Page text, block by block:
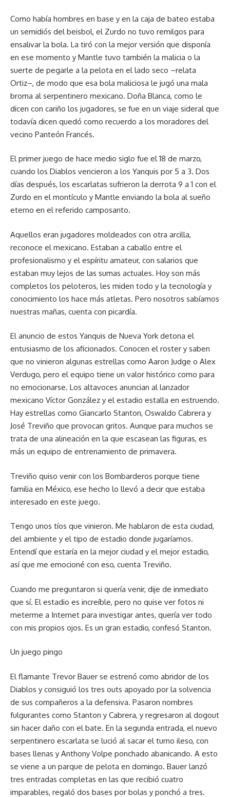
Como había hombres en base y en la caja de bateo estaba
un semidiós del beisbol, el Zurdo no tuvo remilgos para
ensalivar la bola. La tiró con la mejor versión que disponía
en ese momento y Mantle tuvo también la malicia o la
suerte de pegarle a la pelota en el lado seco –relata
Ortiz–, de modo que esa bola maliciosa le jugó una mala
broma al serpentinero mexicano. Doña Blanca, como le
dicen con cariño los jugadores, se fue en un viaje sideral que
todavía dicen quedó como recuerdo a los moradores del
vecino Panteón Francés.
El primer juego de hace medio siglo fue el 18 de marzo,
cuando los Diablos vencieron a los Yanquis por 5 a 3. Dos
días después, los escarlatas sufrieron la derrota 9 a 1 con el
Zurdo en el montículo y Mantle enviando la bola al sueño
eterno en el referido camposanto.
Aquellos eran jugadores moldeados con otra arcilla,
reconoce el mexicano. Estaban a caballo entre el
profesionalismo y el espíritu amateur, con salarios que
estaban muy lejos de las sumas actuales. Hoy son más
completos los peloteros, les miden todo y la tecnología y
conocimiento los hace más atletas. Pero nosotros sabíamos
nuestras mañas, cuenta con picardía.
El anuncio de estos Yanquis de Nueva York detona el
entusiasmo de los aficionados. Conocen el roster y saben
que no vinieron algunas estrellas como Aaron Judge o Alex
Verdugo, pero el equipo tiene un valor histórico como para
no emocionarse. Los altavoces anuncian al lanzador
mexicano Víctor González y el estadio estalla en estruendo.
Hay estrellas como Giancarlo Stanton, Oswaldo Cabrera y
José Treviño que provocan gritos. Aunque para muchos se
trata de una alineación en la que escasean las figuras, es
más un equipo de entrenamiento de primavera.
Treviño quiso venir con los Bombarderos porque tiene
familia en México, ese hecho lo llevó a decir que estaba
interesado en este juego.
Tengo unos tíos que vinieron. Me hablaron de esta ciudad,
del ambiente y el tipo de estadio donde jugaríamos.
Entendí que estaría en la mejor ciudad y el mejor estadio,
así que me emocioné con eso, cuenta Treviño.
Cuando me preguntaron si quería venir, dije de inmediato
que sí. El estadio es increíble, pero no quise ver fotos ni
meterme a Internet para investigar antes, quería ver todo
con mis propios ojos. Es un gran estadio, confesó Stanton.
Un juego pingo
El flamante Trevor Bauer se estrenó como abridor de los
Diablos y consiguió los tres outs apoyado por la solvencia
de sus compañeros a la defensiva. Pasaron nombres
fulgurantes como Stanton y Cabrera, y regresaron al dogout
sin hacer daño con el bate. En la segunda entrada, el nuevo
serpentinero escarlata se lució al sacar el turno ileso, con
bases llenas y Anthony Volpe ponchado abanicando. A esto
se viene a un parque de pelota en domingo. Bauer lanzó
tres entradas completas en las que recibió cuatro
imparables, regaló dos bases por bolas y ponchó a tres.